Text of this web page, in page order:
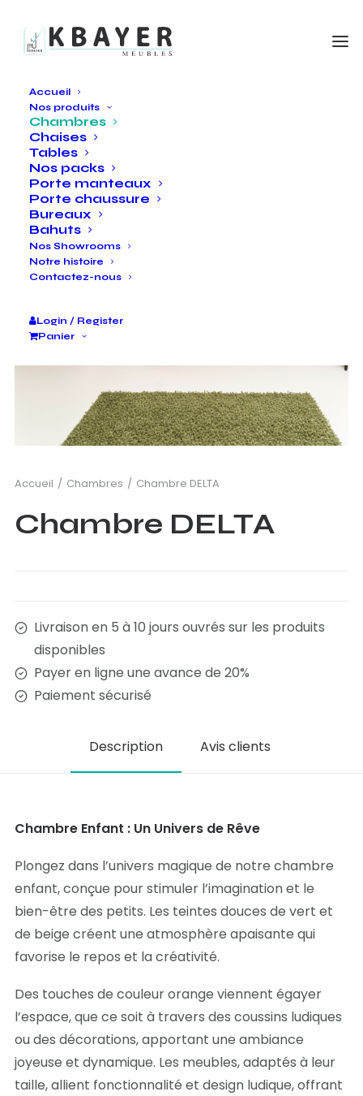
Accueil
Nos produits
Chambres
Chaises
Tables
Nos packs
Porte manteaux
Porte chaussure
Bureaux
Bahuts
Nos Showrooms
Notre histoire
Contactez-nous
Login / Register
Panier
Accueil Chambres Chambre DELTA
Chambre DELTA
Livraison en 5 à 10 jours ouvrés sur les produits
disponibles
Payer en ligne une avance de 20%
Paiement sécurisé
Description Avis clients
Chambre Enfant : Un Univers de Rêve
Plongez dans l’univers magique de notre chambre
enfant, conçue pour stimuler l’imagination et le
bien-être des petits. Les teintes douces de vert et
de beige créent une atmosphère apaisante qui
favorise le repos et la créativité.
Des touches de couleur orange viennent égayer
l’espace, que ce soit à travers des coussins ludiques
ou des décorations, apportant une ambiance
joyeuse et dynamique. Les meubles, adaptés à leur
taille, allient fonctionnalité et design ludique, offrant